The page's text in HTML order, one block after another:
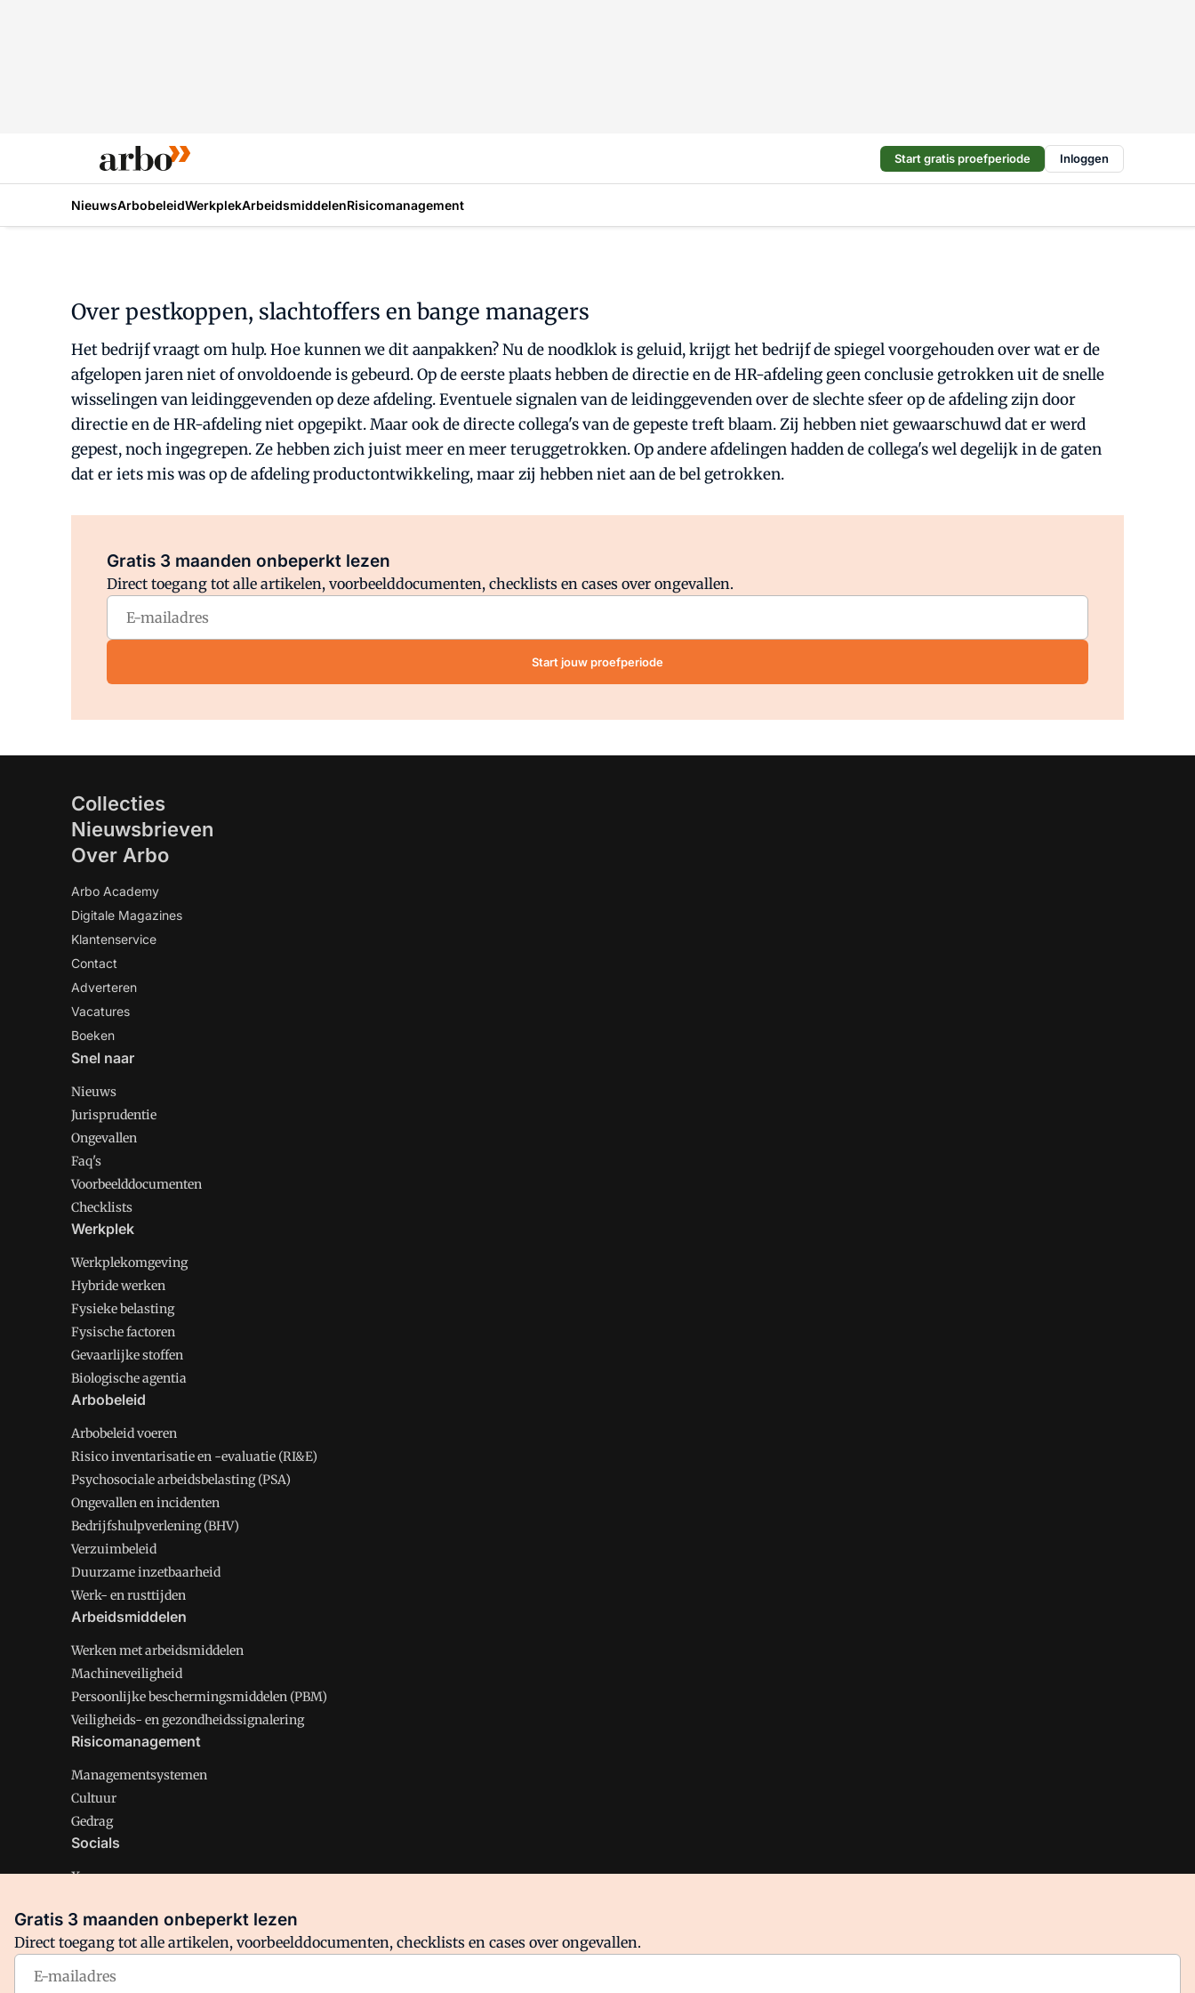
Start gratis proefperiode Inloggen
NieuwsArbobeleidWerkplekArbeidsmiddelenRisicomanagement
Over pestkoppen, slachtoffers en bange managers
Het bedrijf vraagt om hulp. Hoe kunnen we dit aanpakken? Nu de noodklok is geluid, krijgt het bedrijf de spiegel voorgehouden over wat er de
afgelopen jaren niet of onvoldoende is gebeurd. Op de eerste plaats hebben de directie en de HR-afdeling geen conclusie getrokken uit de snelle
wisselingen van leidinggevenden op deze afdeling. Eventuele signalen van de leidinggevenden over de slechte sfeer op de afdeling zijn door
directie en de HR-afdeling niet opgepikt. Maar ook de directe collega's van de gepeste treft blaam. Zij hebben niet gewaarschuwd dat er werd
gepest, noch ingegrepen. Ze hebben zich juist meer en meer teruggetrokken. Op andere afdelingen hadden de collega's wel degelijk in de gaten
dat er iets mis was op de afdeling productontwikkeling, maar zij hebben niet aan de bel getrokken.
Gratis 3 maanden onbeperkt lezen
Direct toegang tot alle artikelen, voorbeelddocumenten, checklists en cases over ongevallen.
Start jouw proefperiode
Collecties
Nieuwsbrieven
Over Arbo
Arbo Academy
Digitale Magazines
Klantenservice
Contact
Adverteren
Vacatures
Boeken
Snel naar
Nieuws
Jurisprudentie
Ongevallen
Faq's
Voorbeelddocumenten
Checklists
Werkplek
Werkplekomgeving
Hybride werken
Fysieke belasting
Fysische factoren
Gevaarlijke stoffen
Biologische agentia
Arbobeleid
Arbobeleid voeren
Risico inventarisatie en -evaluatie (RI&E)
Psychosociale arbeidsbelasting (PSA)
Ongevallen en incidenten
Bedrijfshulpverlening (BHV)
Verzuimbeleid
Duurzame inzetbaarheid
Werk- en rusttijden
Arbeidsmiddelen
Werken met arbeidsmiddelen
Machineveiligheid
Persoonlijke beschermingsmiddelen (PBM)
Veiligheids- en gezondheidssignalering
Risicomanagement
Managementsystemen
Cultuur
Gedrag
Socials
X
Facebook
Gratis 3 maanden onbeperkt lezen
Direct toegang tot alle artikelen, voorbeelddocumenten, checklists en cases over ongevallen.